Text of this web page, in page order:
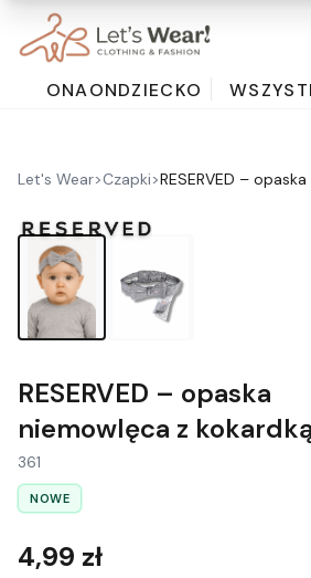
ONAONDZIECKO
Let's Wear>Czapki>
RESERVED – opaska
niemowlęca z
361
NOWE
4,99 zł